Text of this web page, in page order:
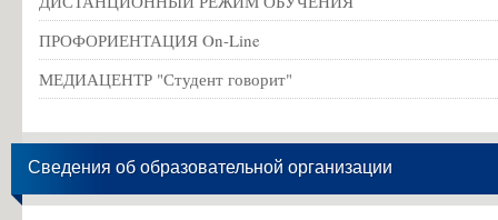
ПРОФОРИЕНТАЦИЯ On-Line
МЕДИАЦЕНТР "Студент говорит"
Сведения об образовательной организации